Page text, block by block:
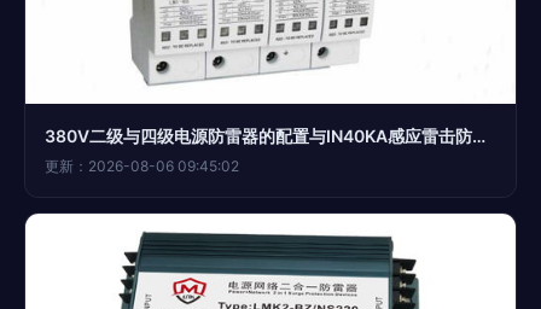
380V二级与四级电源防雷器的配置与IN40KA感应雷击防护分析
更新：2026-08-06 09:45:02